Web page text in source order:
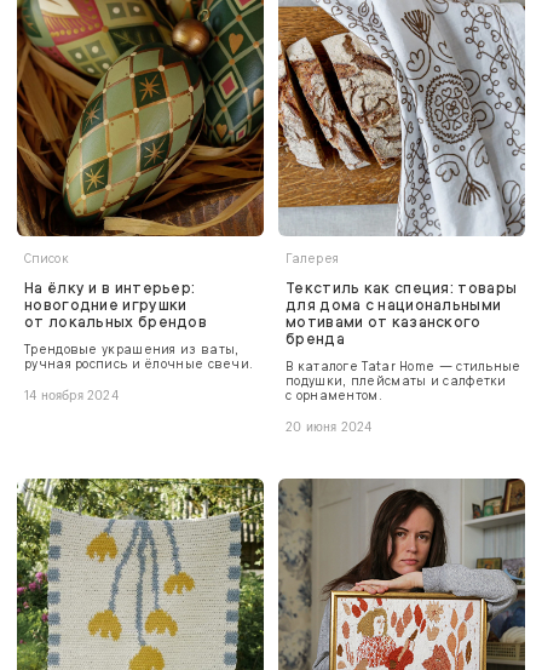
Список
На ёлку и в интерьер:
новогодние игрушки
от локальных брендов
Трендовые украшения из ваты,
ручная роспись и ёлочные свечи.
14 ноября 2024
Галерея
Текстиль как специя: товары
для дома с национальными
мотивами от казанского
бренда
В каталоге Tatar Home — стильные
подушки, плейсматы и салфетки
с орнаментом.
20 июня 2024